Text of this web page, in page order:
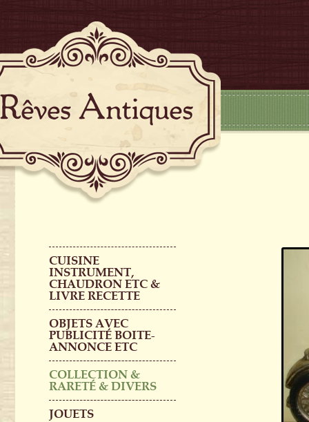
CUISINE
INSTRUMENT,
CHAUDRON ETC &
LIVRE RECETTE
OBJETS AVEC
PUBLICITÉ BOITE-
ANNONCE ETC
COLLECTION &
RARETÉ & DIVERS
JOUETS